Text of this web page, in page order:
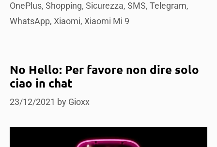
OnePlus, Shopping, Sicurezza, SMS, Telegram,
WhatsApp, Xiaomi, Xiaomi Mi 9
No Hello: Per favore non dire solo
ciao in chat
23/12/2021 by Gioxx